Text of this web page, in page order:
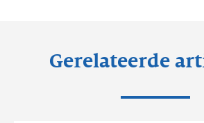
Gerelateerde